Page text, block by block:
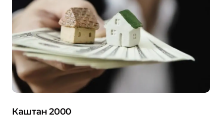
Каштан 2000